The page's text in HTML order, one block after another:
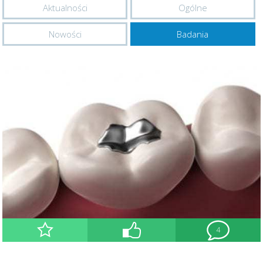
Aktualności Ogólne
Nowości Badania
4